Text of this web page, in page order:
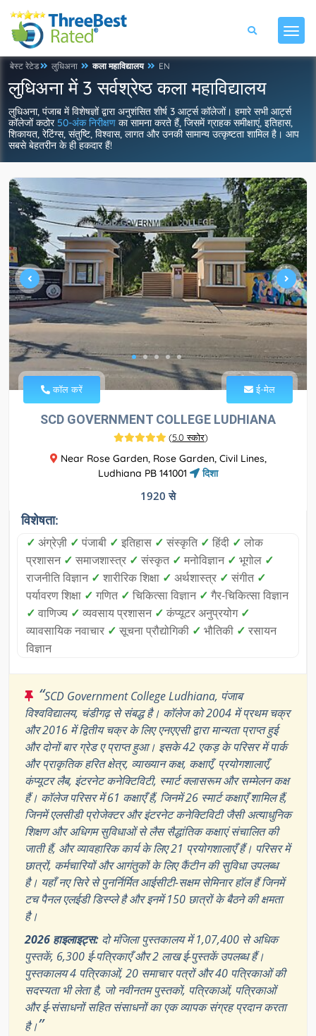
बेस्ट रेटेड लुधिअना कला महाविद्यालय EN
लुधिअना में 3 सर्वश्रेष्ठ कला महाविद्यालय
लुधिअना, पंजाब में विशेषज्ञों द्वारा अनुशंसित शीर्ष 3 आर्ट्स कॉलेजों। हमारे सभी आर्ट्स
कॉलेजों कठोर 50-अंक निरीक्षण का सामना करते हैं, जिसमें ग्राहक समीक्षाएं, इतिहास,
शिकायत, रेटिंग्स, संतुष्टि, विश्वास, लागत और उनकी सामान्य उत्कृष्टता शामिल है। आप
सबसे बेहतरीन के ही हकदार हैं!
कॉल करें ई-मेल
SCD GOVERNMENT COLLEGE LUDHIANA
(5.0 स्कोर)
Near Rose Garden, Rose Garden, Civil Lines,
Ludhiana PB 141001
दिशा
1920 से
विशेषता:
✓ अंग्रेज़ी ✓ पंजाबी ✓ इतिहास ✓ संस्कृति ✓ हिंदी ✓ लोक
प्रशासन ✓ समाजशास्त्र ✓ संस्कृत ✓ मनोविज्ञान ✓ भूगोल ✓
राजनीति विज्ञान ✓ शारीरिक शिक्षा ✓ अर्थशास्त्र ✓ संगीत ✓
पर्यावरण शिक्षा ✓ गणित ✓ चिकित्सा विज्ञान ✓ गैर-चिकित्सा विज्ञान
✓ वाणिज्य ✓ व्यवसाय प्रशासन ✓ कंप्यूटर अनुप्रयोग ✓
व्यावसायिक नवाचार ✓ सूचना प्रौद्योगिकी ✓ भौतिकी ✓ रसायन
विज्ञान
“SCD Government College Ludhiana, पंजाब
विश्वविद्यालय, चंडीगढ़ से संबद्ध है। कॉलेज को 2004 में प्रथम चक्र
और 2016 में द्वितीय चक्र के लिए एनएएसी द्वारा मान्यता प्राप्त हुई
और दोनों बार ग्रेड ए प्राप्त हुआ। इसके 42 एकड़ के परिसर में पार्क
और प्राकृतिक हरित क्षेत्र, व्याख्यान कक्ष, कक्षाएँ, प्रयोगशालाएँ,
कंप्यूटर लैब, इंटरनेट कनेक्टिविटी, स्मार्ट क्लासरूम और सम्मेलन कक्ष
हैं। कॉलेज परिसर में 61 कक्षाएँ हैं, जिनमें 26 स्मार्ट कक्षाएँ शामिल हैं,
जिनमें एलसीडी प्रोजेक्टर और इंटरनेट कनेक्टिविटी जैसी अत्याधुनिक
शिक्षण और अधिगम सुविधाओं से लैस सैद्धांतिक कक्षाएं संचालित की
जाती हैं, और व्यावहारिक कार्य के लिए 21 प्रयोगशालाएँ हैं। परिसर में
छात्रों, कर्मचारियों और आगंतुकों के लिए कैंटीन की सुविधा उपलब्ध
है। यहाँ नए सिरे से पुनर्निर्मित आईसीटी-सक्षम सेमिनार हॉल हैं जिनमें
टच पैनल एलईडी डिस्प्ले है और इनमें 150 छात्रों के बैठने की क्षमता
है।
2026 हाइलाइट्स: दो मंजिला पुस्तकालय में 1,07,400 से अधिक
पुस्तकें, 6,300 ई-पत्रिकाएँ और 2 लाख ई-पुस्तकें उपलब्ध हैं।
पुस्तकालय 4 पत्रिकाओं, 20 समाचार पत्रों और 40 पत्रिकाओं की
सदस्यता भी लेता है, जो नवीनतम पुस्तकों, पत्रिकाओं, पत्रिकाओं
और ई-संसाधनों सहित संसाधनों का एक व्यापक संग्रह प्रदान करता
है।”